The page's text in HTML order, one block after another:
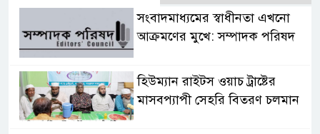
সংবাদমাধ্যমের স্বাধীনতা এখনো
আক্রমণের মুখে: সম্পাদক পরিষদ
হিউম্যান রাইটস ওয়াচ ট্রাষ্টের
মাসবপ্যাপী সেহরি বিতরণ চলমান